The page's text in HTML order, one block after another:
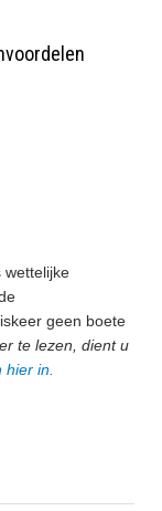
wettelijke
geen boete
te lezen, dient u
hier in.